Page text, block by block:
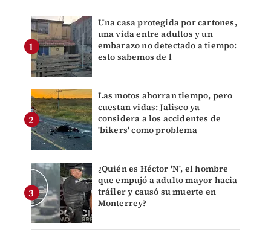
Una casa protegida por cartones,
una vida entre adultos y un
embarazo no detectado a tiempo:
esto sabemos de l
Las motos ahorran tiempo, pero
cuestan vidas: Jalisco ya
considera a los accidentes de
'bikers' como problema
¿Quién es Héctor 'N', el hombre
que empujó a adulto mayor hacia
tráiler y causó su muerte en
Monterrey?